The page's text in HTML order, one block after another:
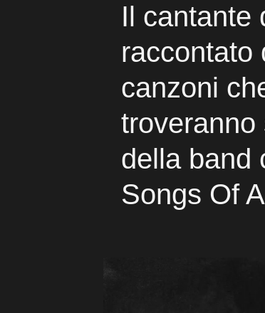
Il cantante
raccontato
canzoni
della band
Songs Of